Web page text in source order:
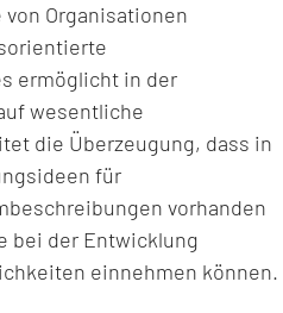
Organisationen
ermöglicht in der
wesentliche
die Überzeugung, dass in
für
vorhanden
bei der Entwicklung
einnehmen können.